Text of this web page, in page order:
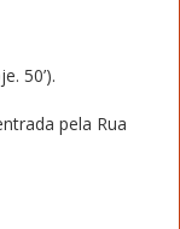
50’).
pela Rua